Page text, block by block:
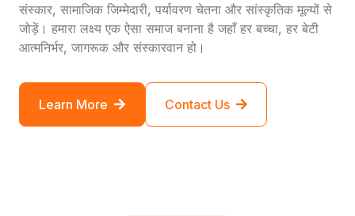
संस्कार, सामाजिक जिम्मेदारी, पर्यावरण चेतना और सांस्कृतिक मूल्यों से
जोड़ें। हमारा लक्ष्य एक ऐसा समाज बनाना है जहाँ हर बच्चा, हर बेटी
आत्मनिर्भर, जागरूक और संस्कारवान हो।
Learn More Contact Us